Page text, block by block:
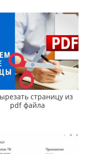
страницу из
pdf файла